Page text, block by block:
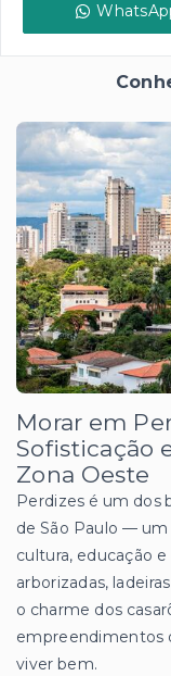
Morar em
Sofisticação
Zona Oeste
Perdizes é um dos
de São Paulo —
cultura, educação
arborizadas,
o charme dos
empreendimentos
viver bem.